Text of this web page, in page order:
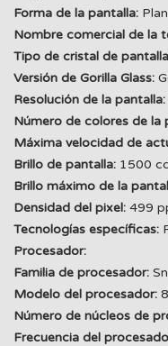
Forma de la pantalla:
Nombre comercial de la
Tipo de cristal de
Versión de Gorilla Glass:
Resolución de la pantalla:
Número de colores de la
Máxima velocidad de
Brillo de pantalla: 1500
Brillo máximo de la
Densidad del pixel: 499
Tecnologías específicas:
Procesador:
Familia de procesador:
Modelo del procesador:
Número de núcleos de
Frecuencia del